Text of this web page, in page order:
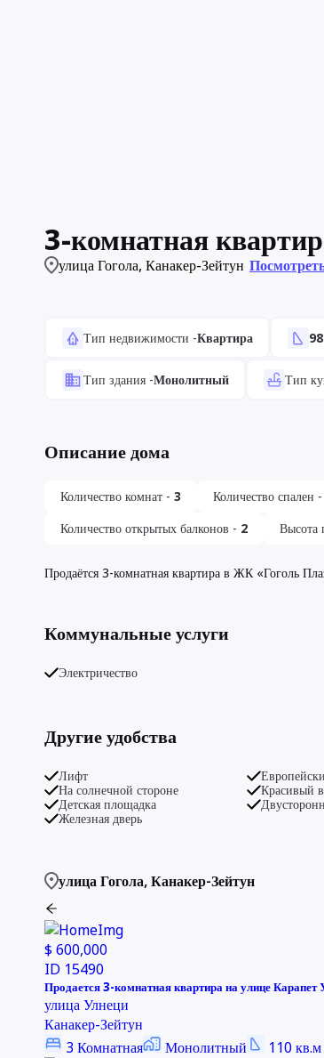
3-комнатная
улица Гогола, Канакер-Зейтун
Тип недвижимости -Квартира 98
Тип здания-Монолитный Тип
Описание дома
Количество комнат - 3 Количество спален -
Количество открытых балконов - 2 Высота
Продаётся 3-комнатная квартира в ЖК «Гоголь
Коммунальные услуги
Электричество
Другие удобства
Лифт
На солнечной стороне
Красивый
Детская площадка
Железная дверь
улица Гогола,Канакер-Зейтун
$ 600,000
ID 15490
Продается 3-комнатная квартира на улице Карапет
улица Улнеци
Канакер-Зейтун
3Комнатная Монолитный 110кв.м